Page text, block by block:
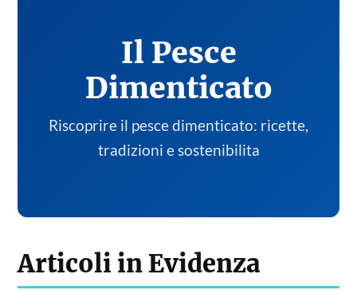
Il Pesce
Dimenticato
Riscoprire il pesce dimenticato: ricette,
tradizioni e sostenibilita
Articoli in Evidenza